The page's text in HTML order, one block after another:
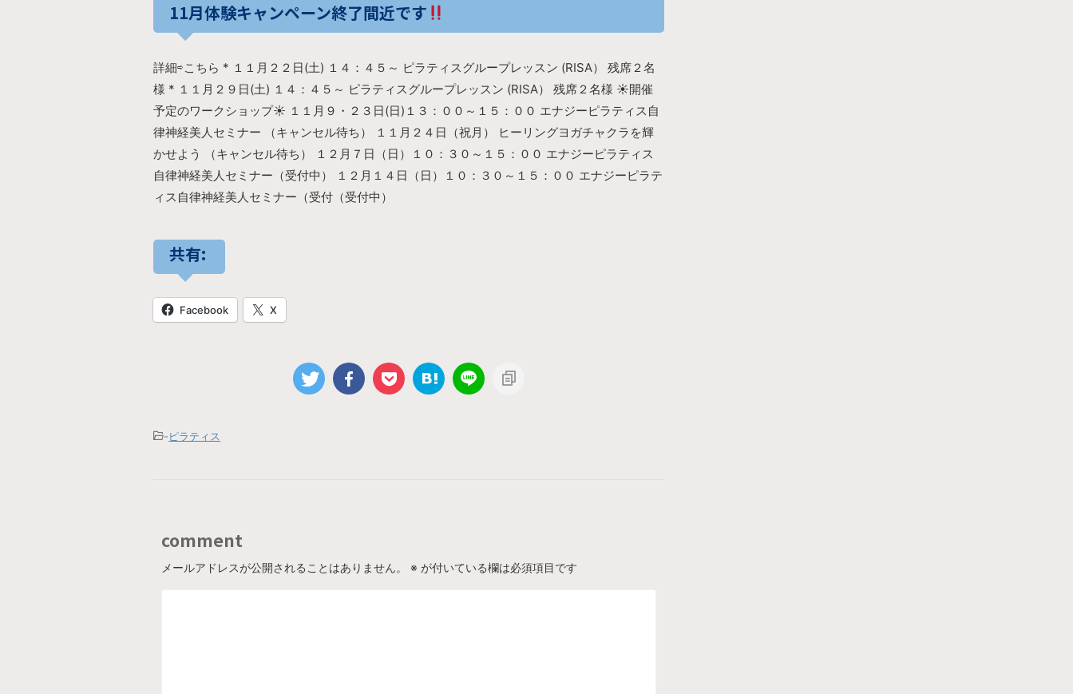
11月体験キャンペーン終了間近です
詳細⇨こちら * １１月２２日(土) １４：４５～ ピラティスグループレッスン (RISA） 残席２名
様 * １１月２９日(土) １４：４５～ ピラティスグループレッスン (RISA） 残席２名様 ☀︎開催
予定のワークショップ☀︎ １１月９・２３日(日)１３：００～１５：００ エナジーピラティス自
律神経美人セミナー （キャンセル待ち） １１月２４日（祝月） ヒーリングヨガチャクラを輝
かせよう （キャンセル待ち） １２月７日（日）１０：３０～１５：００ エナジーピラティス
自律神経美人セミナー（受付中） １２月１４日（日）１０：３０～１５：００ エナジーピラテ
ィス自律神経美人セミナー（受付（受付中）
共有:
Facebook X
-ピラティス
comment
メールアドレスが公開されることはありません。 ※ が付いている欄は必須項目です